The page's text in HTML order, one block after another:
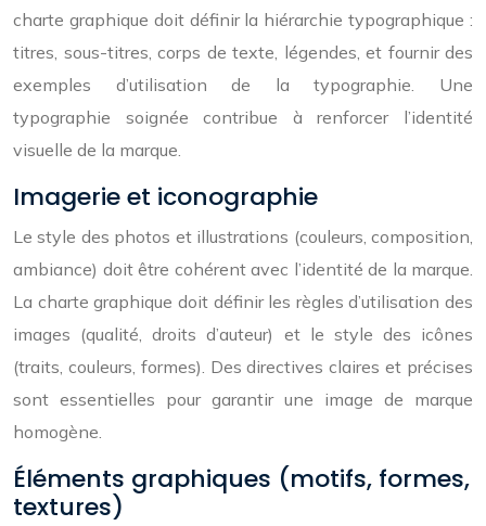
charte graphique doit définir la hiérarchie typographique :
titres, sous-titres, corps de texte, légendes, et fournir des
exemples d’utilisation de la typographie. Une
typographie soignée contribue à renforcer l’identité
visuelle de la marque.
Imagerie et iconographie
Le style des photos et illustrations (couleurs, composition,
ambiance) doit être cohérent avec l’identité de la marque.
La charte graphique doit définir les règles d’utilisation des
images (qualité, droits d’auteur) et le style des icônes
(traits, couleurs, formes). Des directives claires et précises
sont essentielles pour garantir une image de marque
homogène.
Éléments graphiques (motifs, formes,
textures)